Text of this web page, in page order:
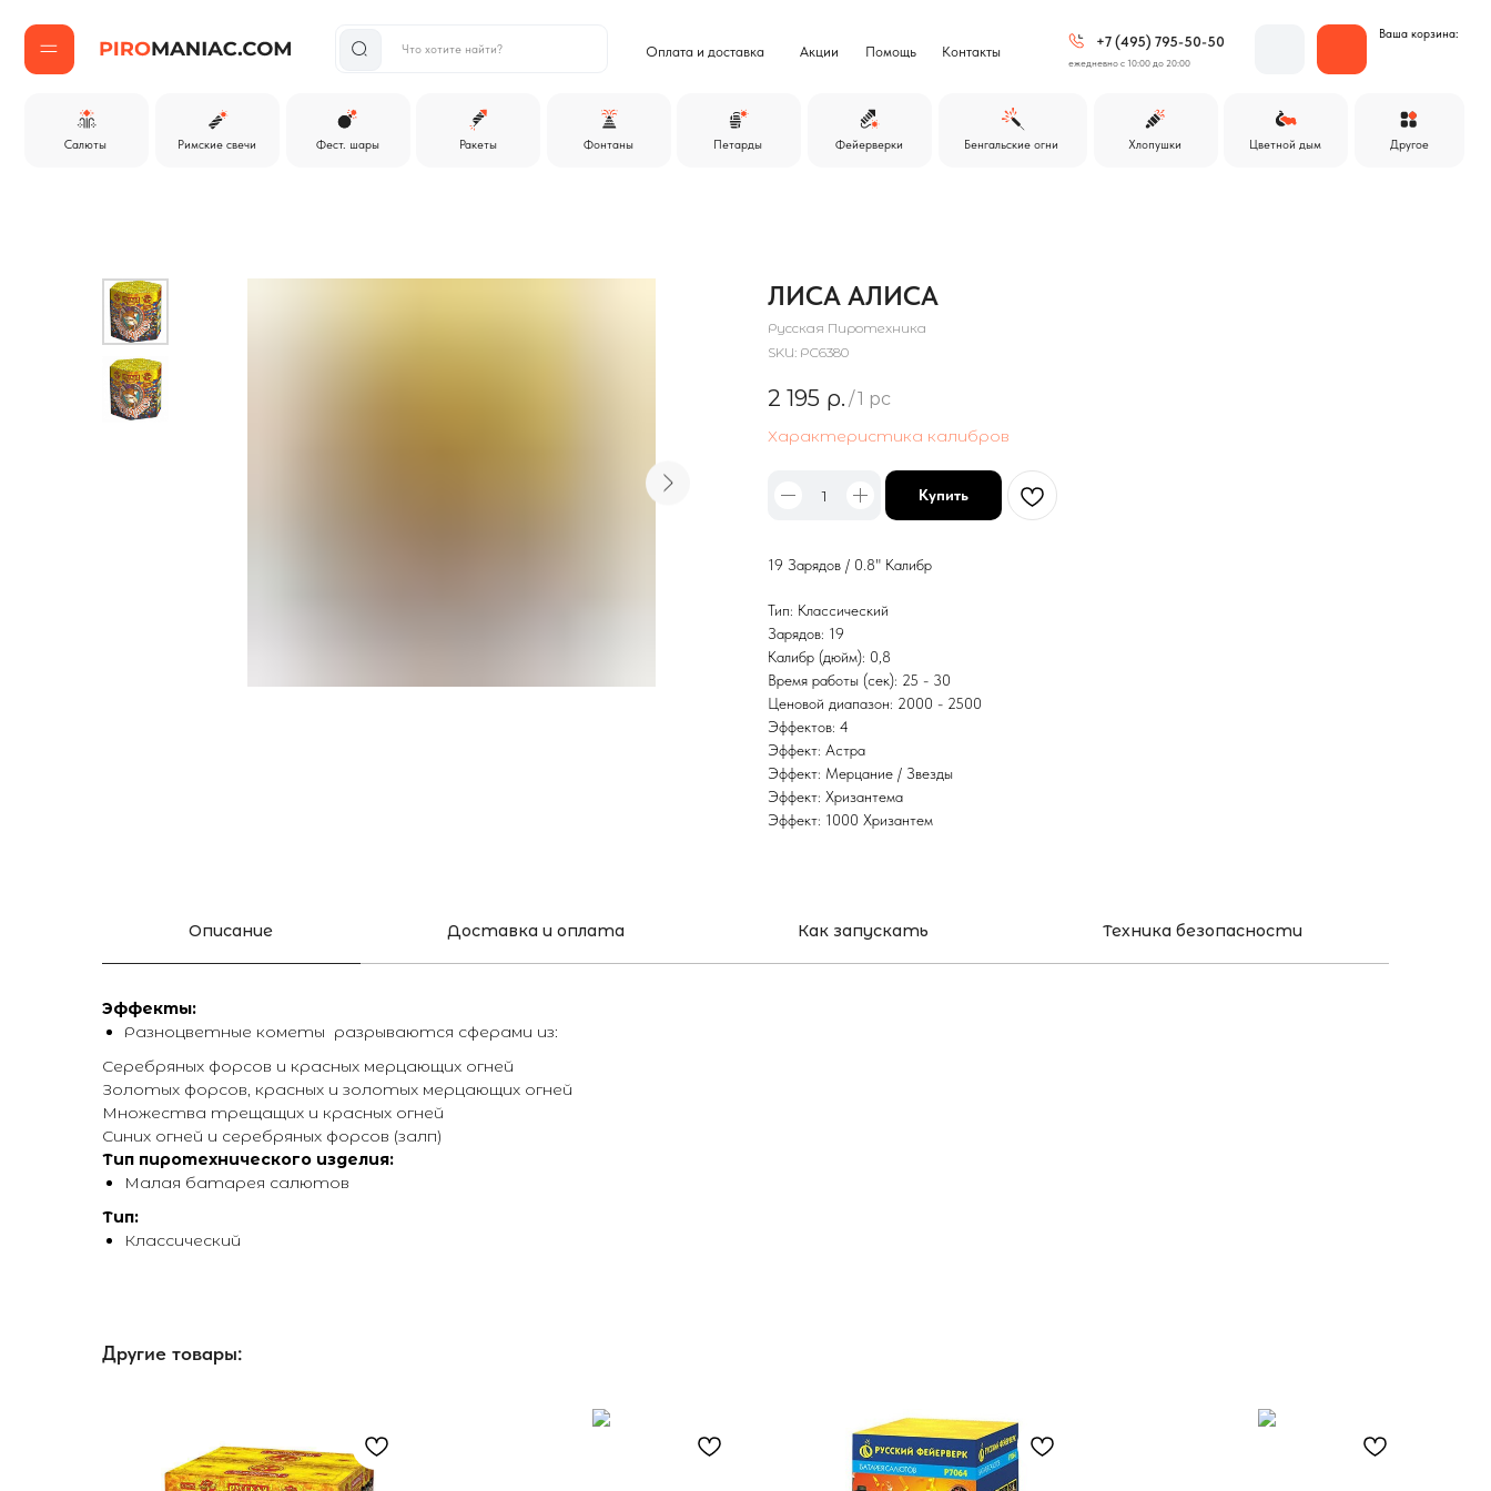
Оплата и доставка Помощь Контакты
+7 (495) 795-50-50
ежедневно с 10:00 до 20:00
Что хотите найти?
Салюты Бенгальские огни
Римские свечи Цветной дым
Хлопушки
Фест. шары Другое
ЛИСА АЛИСА
Русская Пиротехника
SKU: РС6380
2 195 р. /1 pc
Характеристика калибров
Купить
19 Зарядов / 0.8" Калибр
Тип: Классический
Зарядов: 19
Калибр (дюйм): 0,8
Время работы (сек): 25 - 30
Ценовой диапазон: 2000 - 2500
Эффектов: 4
Эффект: Астра
Эффект: Мерцание / Звезды
Эффект: Хризантема
Эффект: 1000 Хризантем
Описание Доставка и оплата Как запускать Техника безопасности
Эффекты:
Разноцветные кометы разрываются сферами из:
Серебряных форсов и красных мерцающих огней
Золотых форсов, красных и золотых мерцающих огней
Множества трещащих и красных огней
Синих огней и серебряных форсов (залп)
Тип пиротехнического изделия:
Малая батарея салютов
Тип:
Классический
Другие товары: